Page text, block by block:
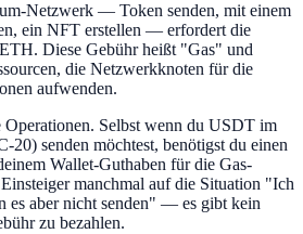
Netzwerk — Token senden, mit einem
ein NFT erstellen — erfordert die
Diese Gebühr heißt "Gas" und
die Netzwerkknoten für die
aufwenden.
Selbst wenn du USDT im
20) senden möchtest, benötigst du einen
Wallet-Guthaben für die Gas-
manchmal auf die Situation "Ich
es aber nicht senden" — es gibt kein
zu bezahlen.